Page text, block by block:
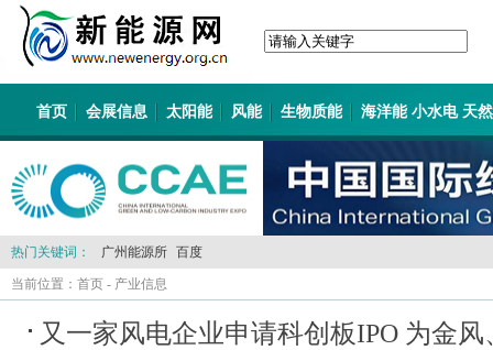
首页 会展信息 太阳能 风能 生物质能 海洋能 小水电 天
热门关键词： 广州能源所 百度
当前位置： 首页 - 产业信息
又一家风电企业申请科创板IPO 为金